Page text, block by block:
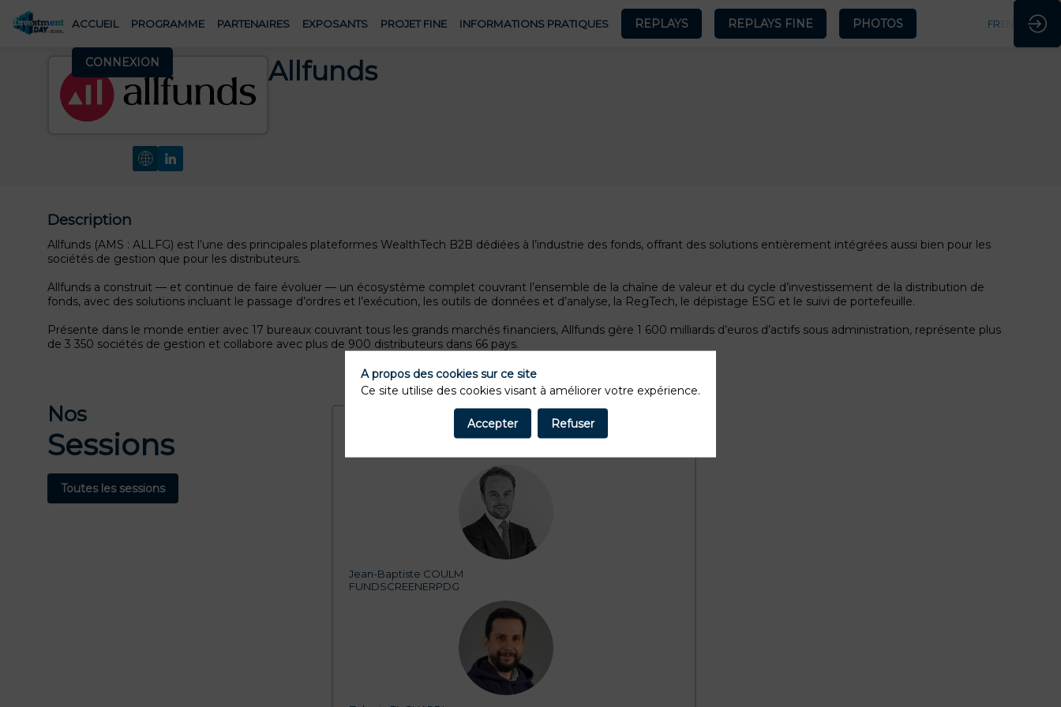
ACCUEIL PROGRAMME PARTENAIRES EXPOSANTS PROJET FINE INFORMATIONS PRATIQUES REPLAYS REPLAYS FINE PHOTOS
CONNEXION
FR
Allfunds
Description
Allfunds (AMS : ALLFG) est l’une des principales plateformes WealthTech B2B dédiées à l’industrie des fonds, offrant des solutions entièrement intégrées aussi bien pour les
sociétés de gestion que pour les distributeurs.
Allfunds a construit — et continue de faire évoluer — un écosystème complet couvrant l’ensemble de la chaîne de valeur et du cycle d’investissement de la distribution de
fonds, avec des solutions incluant le passage d’ordres et l’exécution, les outils de données et d’analyse, la RegTech, le dépistage ESG et le suivi de portefeuille.
Présente dans le monde entier avec 17 bureaux couvrant tous les grands marchés financiers, Allfunds gère 1 600 milliards d’euros d’actifs sous administration, représente plus
de 3 350 sociétés de gestion et collabore avec plus de 900 distributeurs dans 66 pays.
Nos
Sessions
Toutes les sessions
JC
Jean-Baptiste COULM
FUNDSCREENERPDG
ZEG
A propos des cookies sur ce site
Ce site utilise des cookies visant à améliorer votre expérience.
Accepter Refuser